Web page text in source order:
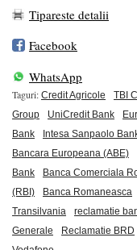
Tipareste detalii
Facebook
WhatsApp
Taguri: Credit Agricole TBI
Group
UniCredit Bank
Bank
Intesa Sanpaolo
Bancara Europeana (ABE)
Bank
Banca Comerciala
(RBI)
Banca Romaneasca
Transilvania
reclamatie
Generale
Reclamatie BRD